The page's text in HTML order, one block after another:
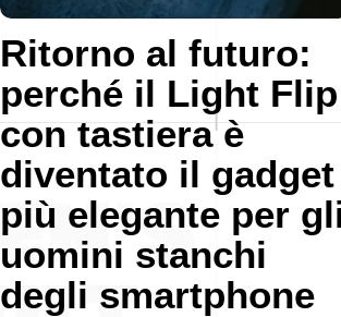
Ritorno al futuro:
perché il Light Flip
con tastiera è
diventato il gadget
più elegante per
uomini stanchi
degli smartphone